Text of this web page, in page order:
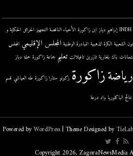
INDH إبراهيم دياز ابن زاكورة الأحياء الناقصة التجهيز الحرائق الحكاية و
الشعبية الكرة الذهبية المبادرة الوطنية المجلس الإقليمي المجلس
باك بلغارية تازرين تافيلالت تعليم جماعة زاكورة حملة دباز
رياضةزاكورة زكونو ستارا زاكورة طه العياشي قسم
نتائج الباكلوريا واد درعة
Powered byWordPress| Theme Designed by